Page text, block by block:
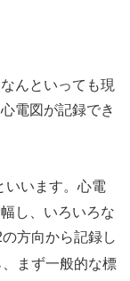
んといっても現
電図が記録でき
いいます。心電
し、いろいろな
方向から記録し
まず一般的な標